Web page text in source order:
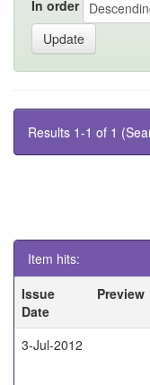
In order
Results 1-1 of 1
Item hits:
Issue
Date
Preview
3-Jul-2012